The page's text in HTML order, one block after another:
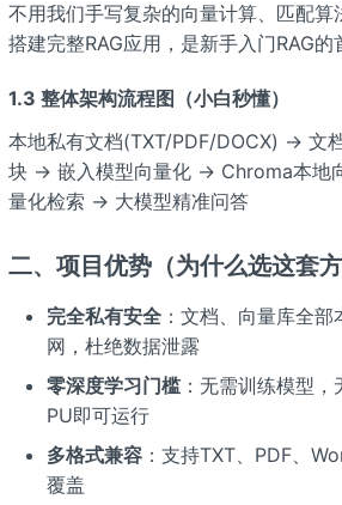
不用我们手写复杂的向量计算、匹配算
搭建完整RAG应用，是新手入门RAG的
1.3 整体架构流程图（小白秒懂）
本地私有文档(TXT/PDF/DOCX) → 文
块 → 嵌入模型向量化 → Chroma本地
量化检索 → 大模型精准问答
二、项目优势（为什么选这套方
完全私有安全：文档、向量库全部
网，杜绝数据泄露
零深度学习门槛：无需训练模型，
PU即可运行
多格式兼容：支持TXT、PDF、
覆盖